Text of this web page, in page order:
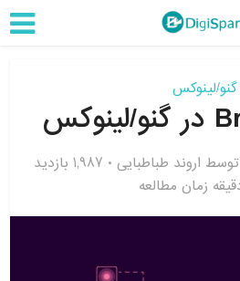
گنو/لینوکس
توسط اروند طباطبایی
1,987 بازدید